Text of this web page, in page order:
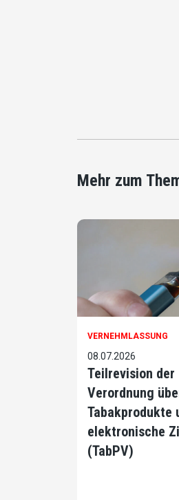
Mehr zum
VERNEHMLASSUNG
08.07.2026
Teilrevision der
Verordnung
Tabakprodukte
elektronische
(TabPV)